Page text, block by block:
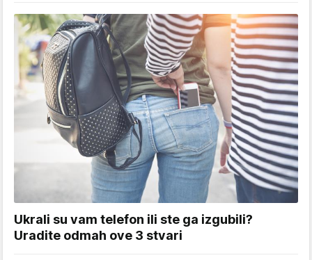
Ukrali su vam telefon ili ste ga izgubili?
Uradite odmah ove 3 stvari